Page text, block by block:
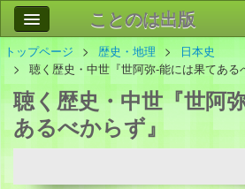
ことのは出版
作品
事業案内
会社情報
お問い合わせ
トップページ 歴史・地理
日本史
聴く歴史・中世『世阿弥-能には果てある
聴く歴史・中世『世阿
あるべからず』